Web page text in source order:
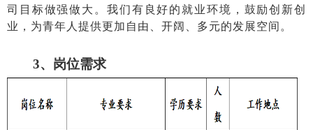
司目标做强做大。 我们有良好的就业环境，鼓励创新创
业，为青年人提供更加自由、开阔、多元的发展空间。
3、岗位需求